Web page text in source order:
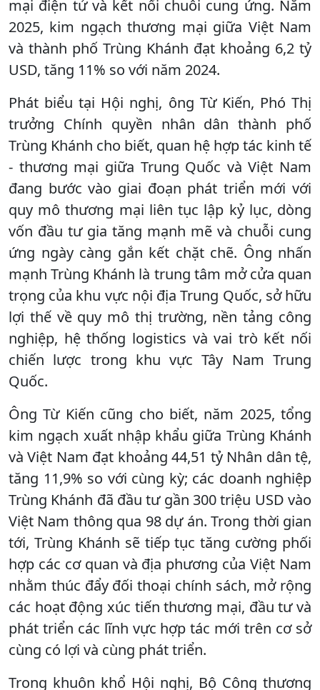
mại điện tử và kết nối chuỗi cung ứng. Năm
2025, kim ngạch thương mại giữa Việt Nam
và thành phố Trùng Khánh đạt khoảng 6,2 tỷ
USD, tăng 11% so với năm 2024.
Phát biểu tại Hội nghị, ông Từ Kiến, Phó Thị
trưởng Chính quyền nhân dân thành phố
Trùng Khánh cho biết, quan hệ hợp tác kinh tế
- thương mại giữa Trung Quốc và Việt Nam
đang bước vào giai đoạn phát triển mới với
quy mô thương mại liên tục lập kỷ lục, dòng
vốn đầu tư gia tăng mạnh mẽ và chuỗi cung
ứng ngày càng gắn kết chặt chẽ. Ông nhấn
mạnh Trùng Khánh là trung tâm mở cửa quan
trọng của khu vực nội địa Trung Quốc, sở hữu
lợi thế về quy mô thị trường, nền tảng công
nghiệp, hệ thống logistics và vai trò kết nối
chiến lược trong khu vực Tây Nam Trung
Quốc.
Ông Từ Kiến cũng cho biết, năm 2025, tổng
kim ngạch xuất nhập khẩu giữa Trùng Khánh
và Việt Nam đạt khoảng 44,51 tỷ Nhân dân tệ,
tăng 11,9% so với cùng kỳ; các doanh nghiệp
Trùng Khánh đã đầu tư gần 300 triệu USD vào
Việt Nam thông qua 98 dự án. Trong thời gian
tới, Trùng Khánh sẽ tiếp tục tăng cường phối
hợp các cơ quan và địa phương của Việt Nam
nhằm thúc đẩy đối thoại chính sách, mở rộng
các hoạt động xúc tiến thương mại, đầu tư và
phát triển các lĩnh vực hợp tác mới trên cơ sở
cùng có lợi và cùng phát triển.
Trong khuôn khổ Hội nghị, Bộ Công thương